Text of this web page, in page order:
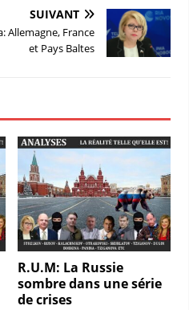
SUIVANT
Allemagne, France
et Pays Baltes
R.U.M: La Russie
sombre dans une série
de crises